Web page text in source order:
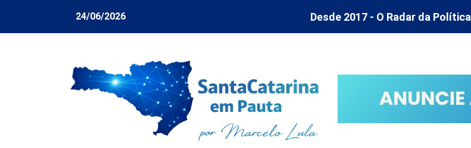
24/06/2026 Desde 2017 - O Radar da Política